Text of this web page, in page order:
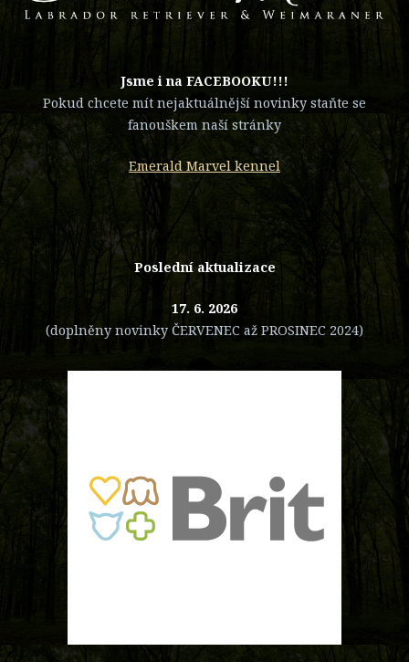
​Jsme i na FACEBOOKU!!!
Pokud chcete mít nejaktuálnější novinky staňte se
fanouškem naší stránky
Emerald Marvel kennel
Poslední aktualizace
17. 6. 2026
(doplněny novinky ČERVENEC až PROSINEC 2024)